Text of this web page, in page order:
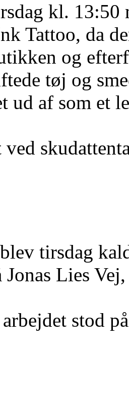
kl. 13:50
Tattoo, da
og
tøj og
ud af som et
tirsdag
Lies
stod